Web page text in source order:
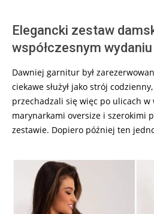
Elegancki zestaw
współczesnym wydaniu
Dawniej garnitur był
ciekawe służył jako strój
przechadzali się więc po ulicach w
marynarkami oversize i szerokimi
zestawie. Dopiero później ten